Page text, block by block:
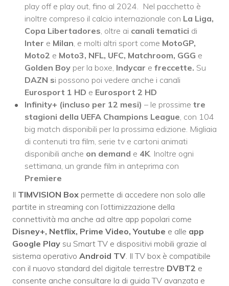
play off e play out, fino al 2024. Nel pacchetto è
inoltre compreso il calcio internazionale con La Liga,
Copa Libertadores, oltre ai canali tematici di
Inter e Milan, e molti altri sport come MotoGP,
Moto2 e Moto3, NFL, UFC, Matchroom, GGG e
Golden Boy per la boxe, Indycar e freccette. Su
DAZN si possono poi vedere anche i canali
Eurosport 1 HD e Eurosport 2 HD
Infinity+ (incluso per 12 mesi) – le prossime tre
stagioni della UEFA Champions League, con 104
big match disponibili per la prossima edizione. Migliaia
di contenuti tra film, serie tv e cartoni animati
disponibili anche on demand e 4K. Inoltre ogni
settimana, un grande film in anteprima con
Premiere
Il TIMVISION Box permette di accedere non solo alle
partite in streaming con l’ottimizzazione della
connettività ma anche ad altre app popolari come
Disney+, Netflix, Prime Video, Youtube e alle app
Google Play su Smart TV e dispositivi mobili grazie al
sistema operativo Android TV. Il TV box è compatibile
con il nuovo standard del digitale terrestre DVBT2 e
consente anche consultare la di guida TV avanzata e